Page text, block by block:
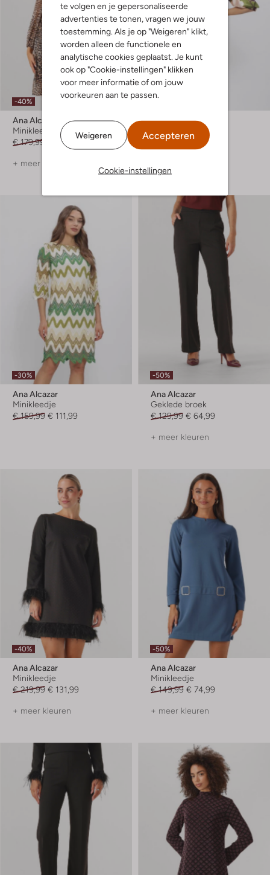
te volgen en je gepersonaliseerde
advertenties te tonen, vragen we jouw
toestemming. Als je op "Weigeren" klikt,
worden alleen de functionele en
analytische cookies geplaatst. Je kunt
ook op "Cookie-instellingen" klikken
voor meer informatie of om jouw
voorkeuren aan te passen.
Weigeren Accepteren
Cookie-instellingen
-40%
Ana Alcazar
Minikleedje
€ 179,99
€ 107,99
+ meer kleuren
Ana Alcazar
Minikleedje
€ 179,99 € 125,99
-30%
Ana Alcazar
Minikleedje
€ 159,99 € 111,99
-50%
Ana Alcazar
Geklede broek
€ 129,99 € 64,99
+ meer kleuren
-40%
Ana Alcazar
Minikleedje
€ 219,99 € 131,99
+ meer kleuren
-50%
Ana Alcazar
Minikleedje
€ 149,99 € 74,99
+ meer kleuren